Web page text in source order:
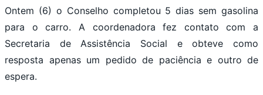
Ontem (6) o Conselho completou 5 dias sem gasolina
para o carro. A coordenadora fez contato com a
Secretaria de Assistência Social e obteve como
resposta apenas um pedido de paciência e outro de
espera.